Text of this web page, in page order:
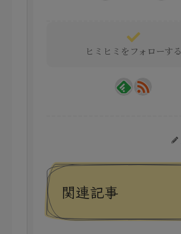
ヒミヒミをフォローする
関連記事